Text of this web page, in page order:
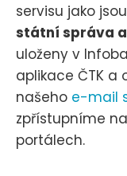
servisu jako jsou
státní správa
uloženy v
aplikace ČTK a
našeho e-mail
zpřístupníme
portálech.